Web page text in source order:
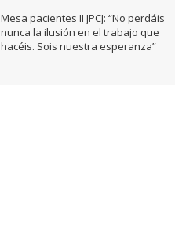
Mesa pacientes II JPCJ: “No perdáis
nunca la ilusión en el trabajo que
hacéis. Sois nuestra esperanza”